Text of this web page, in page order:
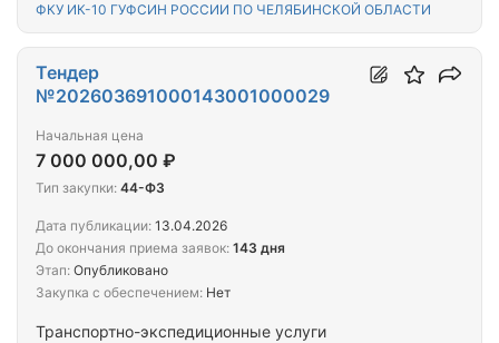
ФКУ ИК-10 ГУФСИН РОССИИ ПО ЧЕЛЯБИНСКОЙ ОБЛАСТИ
Транспортно-экспедиционные услуги
Тендер
№202603691000143001000029
Начальная цена
7 000 000,00 ₽
Тип закупки: 44-ФЗ
Дата публикации: 13.04.2026
До окончания приема заявок: 143 дня
Этап: Опубликовано
Закупка с обеспечением: Нет